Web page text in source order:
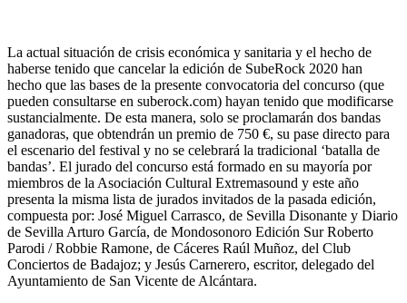
La actual situación de crisis económica y sanitaria y el hecho de
haberse tenido que cancelar la edición de SubeRock 2020 han
hecho que las bases de la presente convocatoria del concurso (que
pueden consultarse en suberock.com) hayan tenido que modificarse
sustancialmente. De esta manera, solo se proclamarán dos bandas
ganadoras, que obtendrán un premio de 750 €, su pase directo para
el escenario del festival y no se celebrará la tradicional ‘batalla de
bandas’. El jurado del concurso está formado en su mayoría por
miembros de la Asociación Cultural Extremasound y este año
presenta la misma lista de jurados invitados de la pasada edición,
compuesta por: José Miguel Carrasco, de Sevilla Disonante y Diario
de Sevilla Arturo García, de Mondosonoro Edición Sur Roberto
Parodi / Robbie Ramone, de Cáceres Raúl Muñoz, del Club
Conciertos de Badajoz; y Jesús Carnerero, escritor, delegado del
Ayuntamiento de San Vicente de Alcántara.